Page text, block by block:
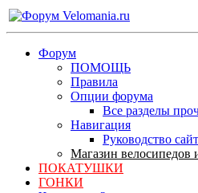
Форум
ПОМОЩЬ
Правила
Опции форума
Все разделы
Навигация
Руководство
Магазин велосипедов
ПОКАТУШКИ
ГОНКИ